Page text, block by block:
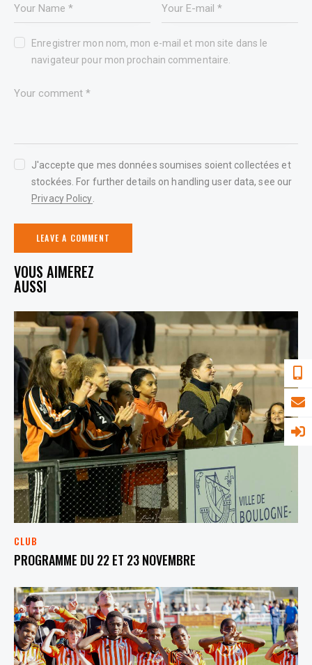
Enregistrer mon nom, mon e-mail et mon site dans le
navigateur pour mon prochain commentaire.
J'accepte que mes données soumises soient collectées et
stockées. For further details on handling user data, see our
Privacy Policy
YOU MAY ALSO LIKE
CLUB
PROGRAMME DU 22 ET 23 NOVEMBRE